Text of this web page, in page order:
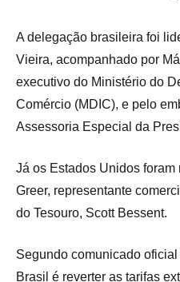
A delegação brasileira foi
Vieira, acompanhado por
executivo do Ministério do
Comércio (MDIC), e pelo
Assessoria Especial da
Já os Estados Unidos
Greer, representante
do Tesouro, Scott Bessent.
Segundo comunicado
Brasil é reverter as tarifas